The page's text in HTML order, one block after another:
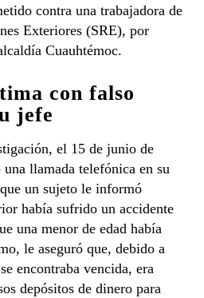
contra una trabajadora de
Exteriores (SRE), por
Cuauhtémoc.
con falso
jefe
el 15 de junio de
llamada telefónica en su
un sujeto le informó
había sufrido un accidente
una menor de edad había
le aseguró que, debido a
encontraba vencida, era
depósitos de dinero para